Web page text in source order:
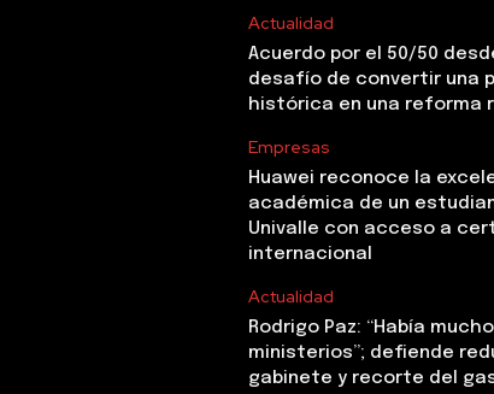
Actualidad
Acuerdo por el 50/50
desafío de convertir una
histórica en una reforma
Empresas
Huawei reconoce la
académica de un
Univalle con acceso a
internacional
Actualidad
Rodrigo Paz: “Había
ministerios”; defiende
gabinete y recorte del